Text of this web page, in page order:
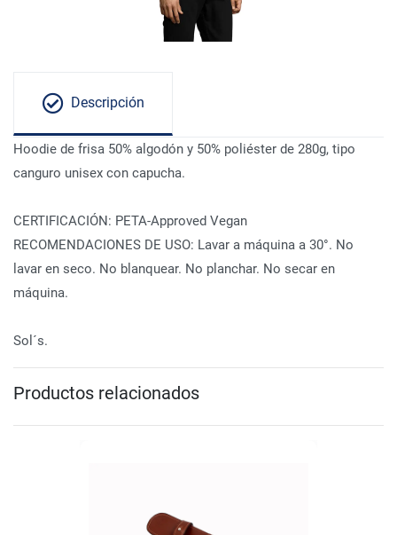
Descripción
Hoodie de frisa 50% algodón y 50% poliéster de 280g, tipo
canguro unisex con capucha.
CERTIFICACIÓN: PETA-Approved Vegan
RECOMENDACIONES DE USO: Lavar a máquina a 30°. No
lavar en seco. No blanquear. No planchar. No secar en
máquina.
Sol´s.
Productos relacionados